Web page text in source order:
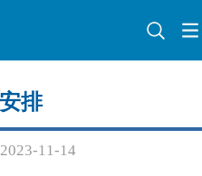
排
11-14